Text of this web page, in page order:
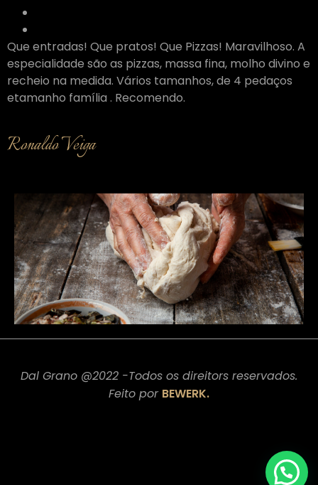
Que entradas! Que pratos! Que Pizzas! Maravilhoso. A
especialidade são as pizzas, massa fina, molho divino e
recheio na medida. Vários tamanhos, de 4 pedaços
etamanho família . Recomendo.
Ronaldo Veiga
Dal Grano @2022 -Todos os direitors reservados.
Feito por BEWERK.